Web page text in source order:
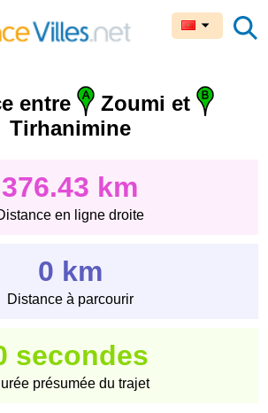
entre
Zoumi et
Tirhanimine
376.43 km
en ligne droite
0 km
Distance à parcourir
secondes
présumée du trajet